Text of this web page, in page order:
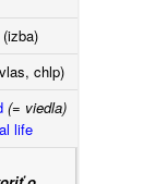
(izba)
chlp)
(= viedla)
life